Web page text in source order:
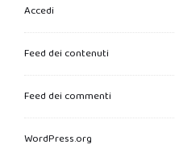
Accedi
Feed dei contenuti
Feed dei commenti
WordPress.org